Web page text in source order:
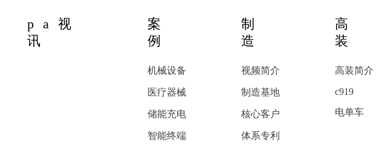
pa视
讯
案
例
机械设备
医疗器械
储能充电
智能终端
制
造
视频简介
制造基地
核心客户
体系专利
高
装
高装简介
c919
电单车